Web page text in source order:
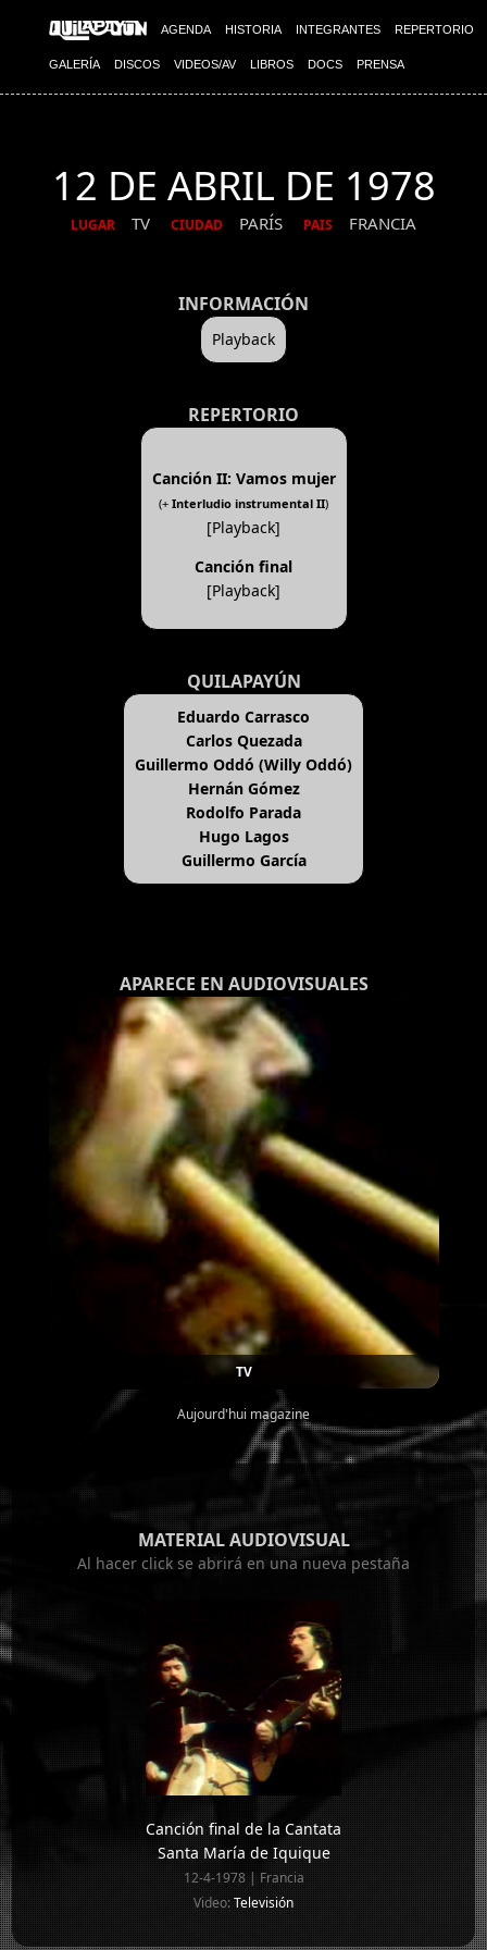
AGENDA HISTORIA INTEGRANTES REPERTORIO
GALERÍA DISCOS VIDEOS/AV LIBROS DOCS PRENSA
12 DE ABRIL DE 1978
LUGAR TV CIUDAD PARÍS PAIS FRANCIA
INFORMACIÓN
Playback
REPERTORIO
Canción II: Vamos mujer
(+ Interludio instrumental II)
[Playback]
Canción final
[Playback]
QUILAPAYÚN
Eduardo Carrasco
Carlos Quezada
Guillermo Oddó (Willy Oddó)
Hernán Gómez
Rodolfo Parada
Hugo Lagos
Guillermo García
APARECE EN AUDIOVISUALES
TV
Aujourd'hui magazine
MATERIAL AUDIOVISUAL
Al hacer click se abrirá en una nueva pestaña
Canción final de la Cantata
Santa María de Iquique
12-4-1978 | Francia
Video:Televisión